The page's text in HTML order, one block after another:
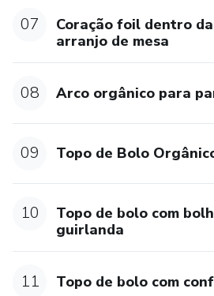
Esse curso é destinado para quem
básico sobre balões e quer evoluir,
aprimorar técnicas e aprender
diferença no resultado final.
Esse curso é quase como abrir os
Sem filtro, sem enrolação e com
correria real das encomendas.
07
Coração foil dentro
arranjo de mesa
08 Arco orgânico para
09 Topo de Bolo
10
Topo de bolo com
guirlanda
11 Topo de bolo com